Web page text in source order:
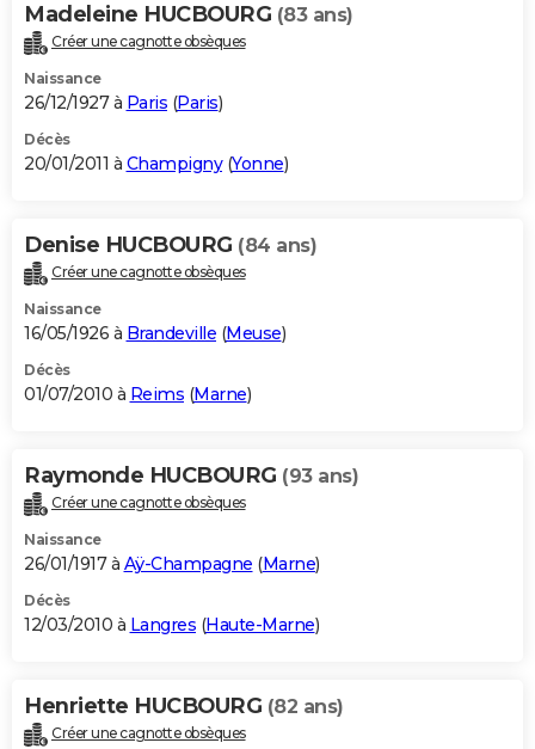
Madeleine HUCBOURG (83 ans)
Créer une cagnotte obsèques
Naissance
26/12/1927 à Paris (Paris)
Décès
20/01/2011 à Champigny(Yonne)
Denise HUCBOURG (84 ans)
Créer une cagnotte obsèques
Naissance
16/05/1926 à Brandeville (Meuse)
Décès
01/07/2010 à Reims (Marne)
Raymonde HUCBOURG (93 ans)
Créer une cagnotte obsèques
Naissance
26/01/1917 à Aÿ-Champagne (Marne)
Décès
12/03/2010 à Langres (Haute-Marne)
Henriette HUCBOURG (82 ans)
Créer une cagnotte obsèques